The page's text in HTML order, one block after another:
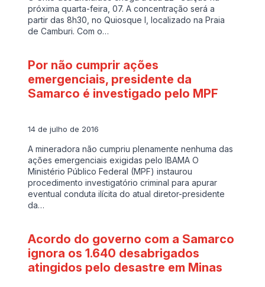
próxima quarta-feira, 07. A concentração será a
partir das 8h30, no Quiosque I, localizado na Praia
de Camburi. Com o…
Por não cumprir ações
emergenciais, presidente da
Samarco é investigado pelo MPF
14 de julho de 2016
A mineradora não cumpriu plenamente nenhuma das
ações emergenciais exigidas pelo IBAMA O
Ministério Público Federal (MPF) instaurou
procedimento investigatório criminal para apurar
eventual conduta ilícita do atual diretor-presidente
da…
Acordo do governo com a Samarco
ignora os 1.640 desabrigados
atingidos pelo desastre em Minas